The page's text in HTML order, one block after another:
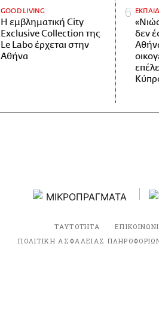
GOOD LIVING
Η εμβληματική City
Exclusive Collection της
Le Labo έρχεται στην
Αθήνα
δεν
ΤΑΥΤΟΤΗΤΑ
ΠΟΛΙΤΙΚΗ ΑΣΦΑΛΕΙΑΣ